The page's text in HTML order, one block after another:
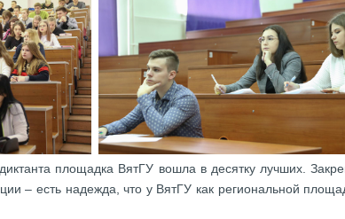
площадка ВятГУ вошла в десятку лучших.
– есть надежда, что у ВятГУ как региональной